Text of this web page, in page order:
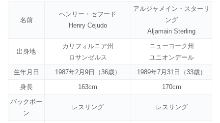
名前
ヘンリー・セフード
Henry Cejudo
アルジャメイン・スターリ
ング
Aljamain Sterling
出身地
カリフォルニア州
ロサンゼルス
ニューヨーク州
ユニオンデール
生年月日
1987年2月9日（36歳）
1989年7月31日（33歳）
身長
163cm
170cm
バックボー
ン
レスリング レスリング